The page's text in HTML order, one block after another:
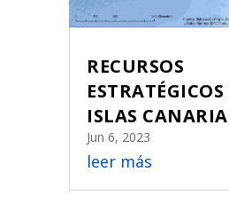
RECURSOS
ISLAS
Jun 6, 2023
leer más